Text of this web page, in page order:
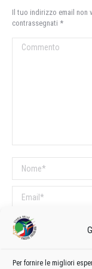
Per fornire le migliori
Il tuo indirizzo email non
contrassegnati *
Commento
Nome *
Email *
Sito web
COMMENTI